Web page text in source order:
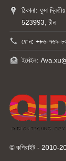
ঠিকানা: ফুমা
523993, চীন
ফোন: +৮৬-৭৬৯-
ইমেইল:
© কপিরাইট - 2010-